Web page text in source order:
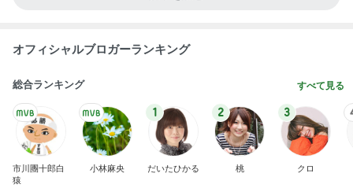
オフィシャルブロガーランキング
総合ランキング すべて見る
市川團十郎白
猿
小林麻央
1
だいたひかる
2
桃
3
クロ